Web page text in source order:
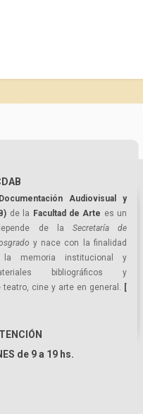
Audiovisual y
de la Facultad de Arte es un
de la Secretaría de
y nace con la finalidad
la memoria institucional y
bibliográficos y
teatro, cine y arte en general. [
de 9 a 19 hs.